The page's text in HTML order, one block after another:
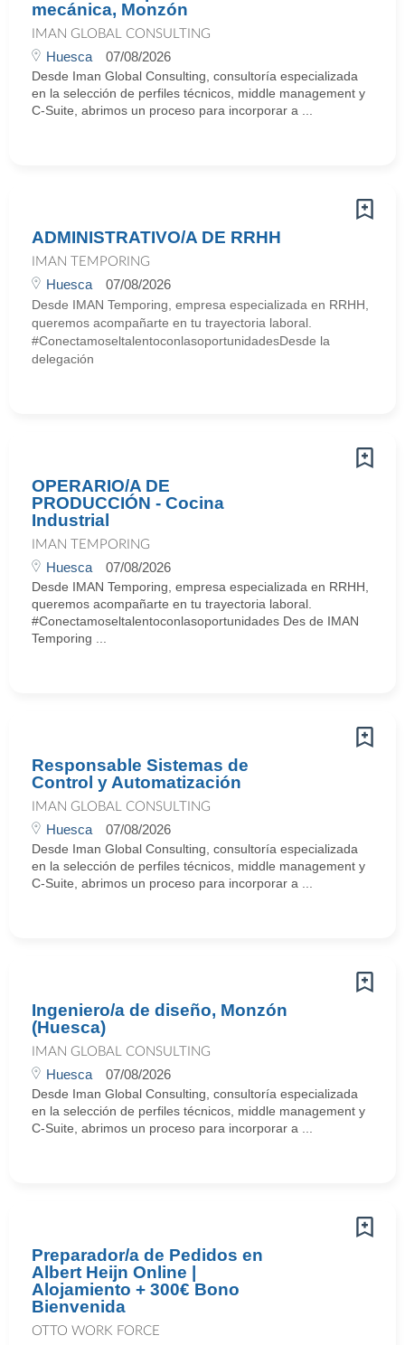
mecánica, Monzón
IMAN GLOBAL CONSULTING
Huesca 07/08/2026
Desde Iman Global Consulting, consultoría especializada
en la selección de perfiles técnicos, middle management y
C-Suite, abrimos un proceso para incorporar a ...
ADMINISTRATIVO/A DE RRHH
IMAN TEMPORING
Huesca 07/08/2026
Desde IMAN Temporing, empresa especializada en RRHH,
queremos acompañarte en tu trayectoria laboral.
#ConectamoseltalentoconlasoportunidadesDesde la
delegación
OPERARIO/A DE
PRODUCCIÓN - Cocina
Industrial
IMAN TEMPORING
Huesca 07/08/2026
Desde IMAN Temporing, empresa especializada en RRHH,
queremos acompañarte en tu trayectoria laboral.
#Conectamoseltalentoconlasoportunidades Des de IMAN
Temporing ...
Responsable Sistemas de
Control y Automatización
IMAN GLOBAL CONSULTING
Huesca 07/08/2026
Desde Iman Global Consulting, consultoría especializada
en la selección de perfiles técnicos, middle management y
C-Suite, abrimos un proceso para incorporar a ...
Ingeniero/a de diseño, Monzón
(Huesca)
IMAN GLOBAL CONSULTING
Huesca 07/08/2026
Desde Iman Global Consulting, consultoría especializada
en la selección de perfiles técnicos, middle management y
C-Suite, abrimos un proceso para incorporar a ...
Preparador/a de Pedidos en
Albert Heijn Online |
Alojamiento + 300€ Bono
Bienvenida
OTTO WORK FORCE